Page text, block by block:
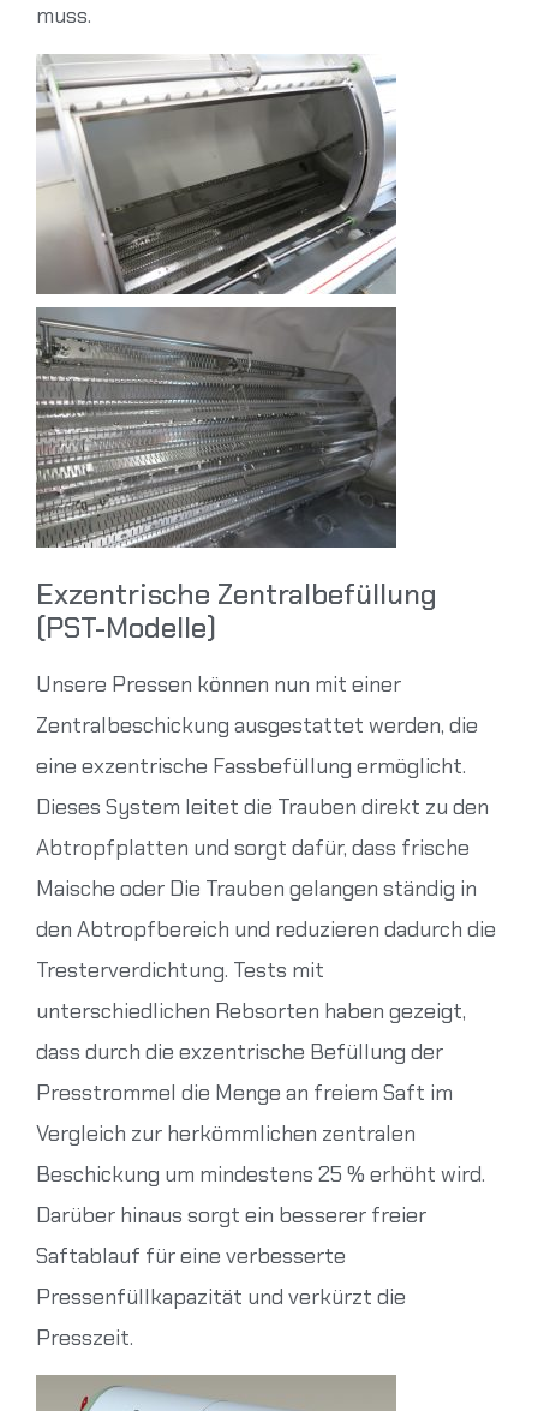
muss.
Exzentrische Zentralbefüllung
(PST-Modelle)
Unsere Pressen können nun mit einer
Zentralbeschickung ausgestattet werden, die
eine exzentrische Fassbefüllung ermöglicht.
Dieses System leitet die Trauben direkt zu den
Abtropfplatten und sorgt dafür, dass frische
Maische oder Die Trauben gelangen ständig in
den Abtropfbereich und reduzieren dadurch die
Tresterverdichtung. Tests mit
unterschiedlichen Rebsorten haben gezeigt,
dass durch die exzentrische Befüllung der
Presstrommel die Menge an freiem Saft im
Vergleich zur herkömmlichen zentralen
Beschickung um mindestens 25 % erhöht wird.
Darüber hinaus sorgt ein besserer freier
Saftablauf für eine verbesserte
Pressenfüllkapazität und verkürzt die
Presszeit.